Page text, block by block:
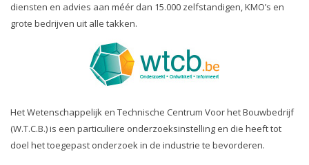
diensten en advies aan méér dan 15.000 zelfstandigen, KMO’s en
grote bedrijven uit alle takken.
Het Wetenschappelijk en Technische Centrum Voor het Bouwbedrijf
(W.T.C.B.) is een particuliere onderzoeksinstelling en die heeft tot
doel het toegepast onderzoek in de industrie te bevorderen.